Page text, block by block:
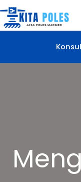
Lewati
ke
konten